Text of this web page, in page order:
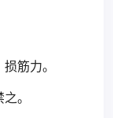
筋力。
。